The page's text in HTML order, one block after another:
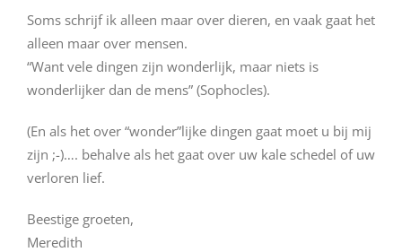
Soms schrijf ik alleen maar over dieren, en vaak gaat het
alleen maar over mensen.
“Want vele dingen zijn wonderlijk, maar niets is
wonderlijker dan de mens” (Sophocles).
(En als het over “wonder”lijke dingen gaat moet u bij mij
zijn ;-)…. behalve als het gaat over uw kale schedel of uw
verloren lief.
Beestige groeten,
Meredith